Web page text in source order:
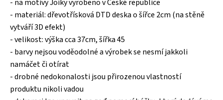
- na motivy Joiky vyrobeno v České republice
- materiál: dřevotřísková DTD deska o šířce 2cm (na stěně
vytváří 3D efekt)
- velikost: výška cca 37cm, šířka 45
- barvy nejsou voděodolné a výrobek se nesmí jakkoli
namáčet či otírat
- drobné nedokonalosti jsou přirozenou vlastností
produktu nikoli vadou